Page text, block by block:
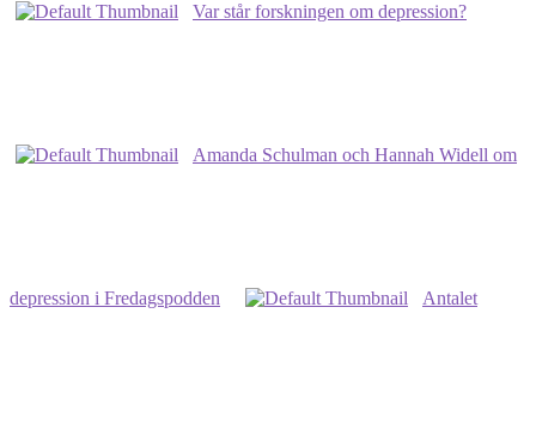
Var står forskningen om depression?
Amanda Schulman och Hannah Widell om
depression i Fredagspodden Antalet